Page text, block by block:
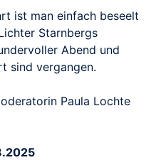
ist man einfach beseelt
Starnbergs
Abend und
sind vergangen.
Paula Lochte